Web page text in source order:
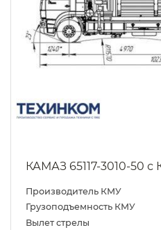
КАМАЗ 65117-3010-50 с
Производитель КМУ
Грузоподъемность КМУ
Вылет стрелы